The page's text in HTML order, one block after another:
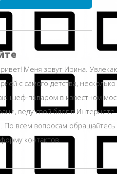
Меня зовут Ирина.
с самого детства,
шеф-поваром в известном
веду свой блог в Интернете
По всем вопросам
контактов.